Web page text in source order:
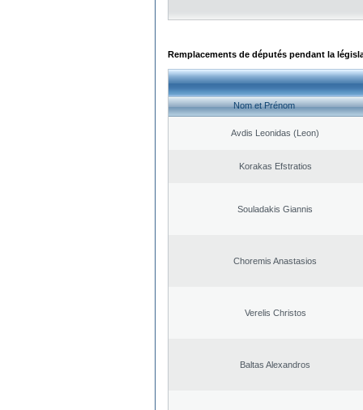
Remplacements de députés pendant la
Nom et Prénom
Avdis Leonidas (Leon)
Korakas Efstratios
Souladakis Giannis
Choremis Anastasios
Verelis Christos
Baltas Alexandros